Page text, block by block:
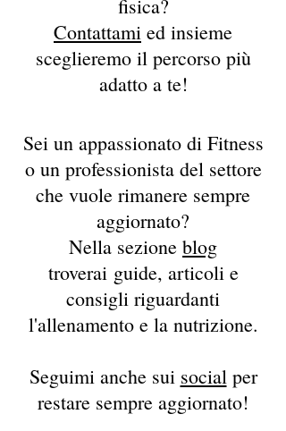
fisica?
Contattami ed insieme
sceglieremo il percorso più
adatto a te!
Sei un appassionato di Fitness
o un professionista del settore
che vuole rimanere sempre
aggiornato?
Nella sezione blog
troverai guide, articoli e
consigli riguardanti
l'allenamento e la nutrizione.
Seguimi anche sui socialper
restare sempre aggiornato!